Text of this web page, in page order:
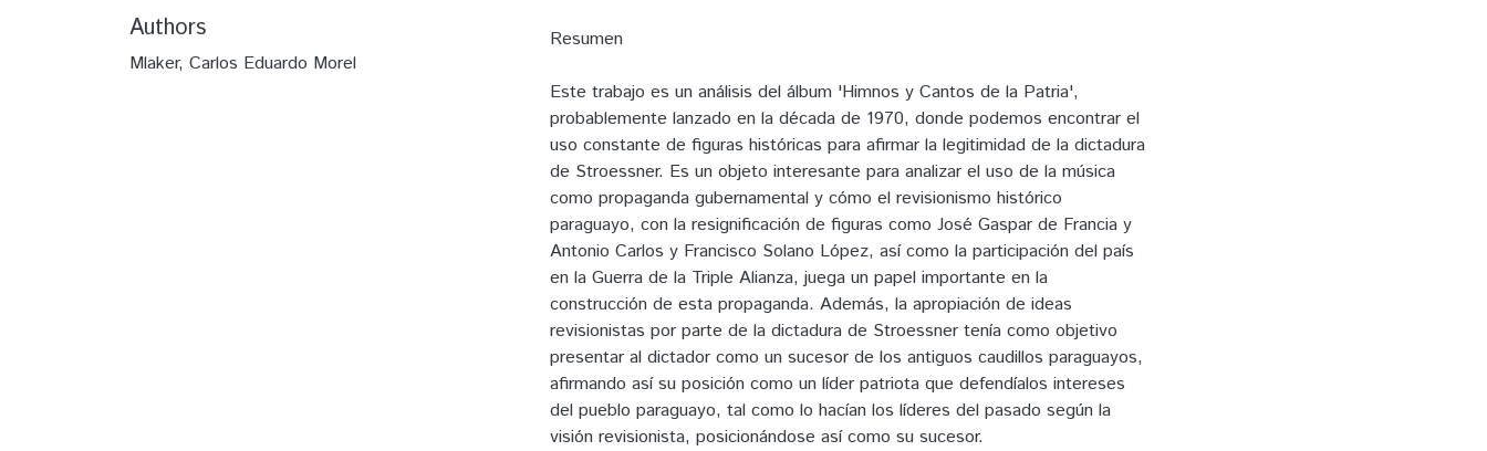
Authors
Mlaker, Carlos Eduardo Morel
Resumen
Este trabajo es un análisis del álbum 'Himnos y Cantos de la Patria',
probablemente lanzado en la década de 1970, donde podemos encontrar el
uso constante de figuras históricas para afirmar la legitimidad de la dictadura
de Stroessner. Es un objeto interesante para analizar el uso de la música
como propaganda gubernamental y cómo el revisionismo histórico
paraguayo, con la resignificación de figuras como José Gaspar de Francia y
Antonio Carlos y Francisco Solano López, así como la participación del país
en la Guerra de la Triple Alianza, juega un papel importante en la
construcción de esta propaganda. Además, la apropiación de ideas
revisionistas por parte de la dictadura de Stroessner tenía como objetivo
presentar al dictador como un sucesor de los antiguos caudillos paraguayos,
afirmando así su posición como un líder patriota que defendíalos intereses
del pueblo paraguayo, tal como lo hacían los líderes del pasado según la
visión revisionista, posicionándose así como su sucesor.